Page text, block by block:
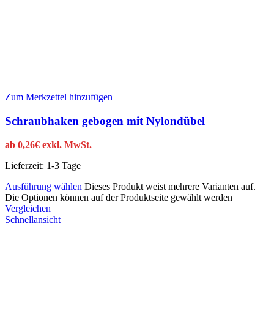
Zum Merkzettel hinzufügen
Schraubhaken gebogen mit Nylondübel
ab 0,26€ exkl. MwSt.
Lieferzeit: 1-3 Tage
Ausführung wählen Dieses Produkt weist mehrere Varianten auf.
Die Optionen können auf der Produktseite gewählt werden
Vergleichen
Schnellansicht